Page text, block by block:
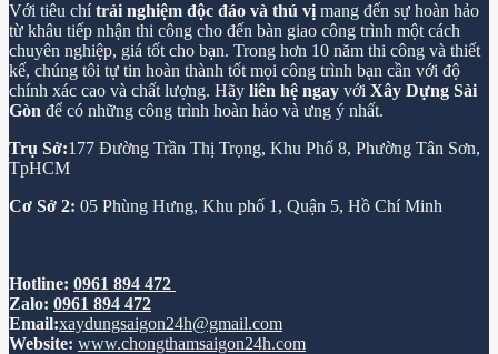
Với tiêu chítrải nghiệm độc đáo và thú vị mang đến sự hoàn hảo
từ khâu tiếp nhận thi công cho đến bàn giao công trình một cách
chuyên nghiệp, giá tốt cho bạn. Trong hơn 10 năm thi công và thiết
kế, chúng tôi tự tin hoàn thành tốt mọi công trình bạn cần với độ
chính xác cao và chất lượng. Hãy liên hệ ngay với Xây Dựng Sài
Gòn để có những công trình hoàn hảo và ưng ý nhất.
Trụ Sở:177 Đường Trần Thị Trọng, Khu Phố 8, Phường Tân Sơn,
TpHCM
Cơ Sở 2: 05 Phùng Hưng, Khu phố 1, Quận 5, Hồ Chí Minh
Hotline: 0961 894 472
Zalo: 0961 894 472
Email:xaydungsaigon24h@gmail.com
Website: www.chongthamsaigon24h.com